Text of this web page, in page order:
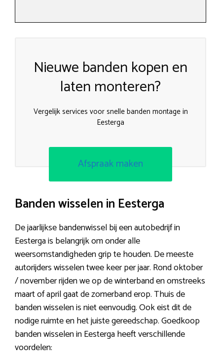
Nieuwe banden kopen en
laten monteren?
Vergelijk services voor snelle banden montage in
Eesterga
Afspraak maken
Banden wisselen in Eesterga
De jaarlijkse bandenwissel bij een autobedrijf in
Eesterga is belangrijk om onder alle
weersomstandigheden grip te houden. De meeste
autorijders wisselen twee keer per jaar. Rond oktober
/ november rijden we op de winterband en omstreeks
maart of april gaat de zomerband erop. Thuis de
banden wisselen is niet eenvoudig. Ook eist dit de
nodige ruimte en het juiste gereedschap. Goedkoop
banden wisselen in Eesterga heeft verschillende
voordelen: